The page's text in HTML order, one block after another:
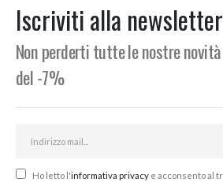
Iscriviti alla newsletter
Non perderti tutte le nostre
del -7%
Ho letto l'informativa privacy e acconsento al